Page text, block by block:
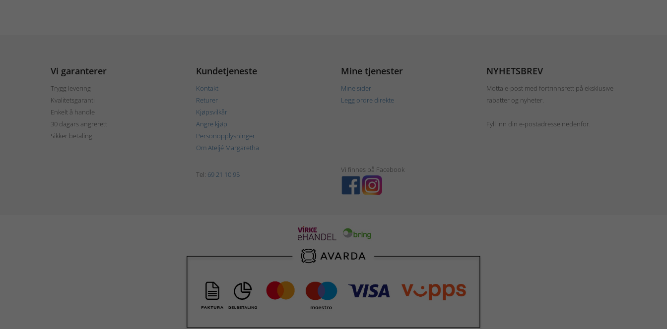
Vi garanterer
Trygg levering
Kvalitetsgaranti
Enkelt å handle
30 dagars angrerett
Sikker betaling
Kundetjeneste
Kontakt
Returer
Kjøpsvilkår
Angre kjøp
Personopplysninger
Om Ateljé Margaretha
Mine tjenester
Mine sider
Legg ordre direkte
NYHETSBREV
Motta e-post med fortrinnsrett på eksklusive
rabatter og nyheter.
Fyll inn din e-postadresse nedenfor.
Tel: 69 21 10 95
Vi finnes på Facebook